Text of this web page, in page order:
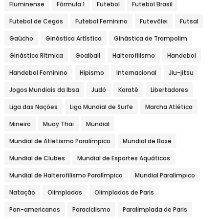
Fluminense Fórmula 1 Futebol Futebol Brasil
Futebol de Cegos Futebol Feminino Futevôlei Futsal
Gaúcho Ginástica Artística Ginástica de Trampolim
Ginástica Rítmica Goalball Halterofilismo Handebol
Handebol Feminino Hipismo Internacional Jiu-jitsu
Jogos Mundiais da Ibsa Judô Karatê Libertadores
Liga das Nações Liga Mundial de Surfe Marcha Atlética
Mineiro Muay Thai Mundial
Mundial de Atletismo Paralímpico Mundial de Boxe
Mundial de Clubes Mundial de Esportes Aquáticos
Mundial de Halterofilismo Paralímpico Mundial Paralímpico
Natação Olimpíadas Olimpíadas de Paris
Pan-americanos Paraciclismo Paralimpíada de Paris